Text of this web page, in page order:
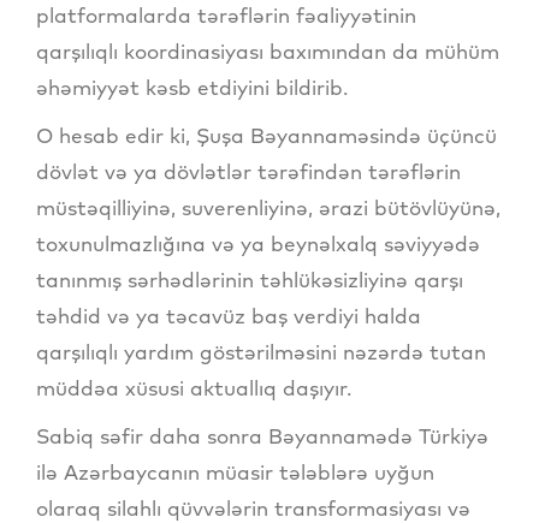
platformalarda tərəflərin fəaliyyətinin
qarşılıqlı koordinasiyası baxımından da mühüm
əhəmiyyət kəsb etdiyini bildirib.
O hesab edir ki, Şuşa Bəyannaməsində üçüncü
dövlət və ya dövlətlər tərəfindən tərəflərin
müstəqilliyinə, suverenliyinə, ərazi bütövlüyünə,
toxunulmazlığına və ya beynəlxalq səviyyədə
tanınmış sərhədlərinin təhlükəsizliyinə qarşı
təhdid və ya təcavüz baş verdiyi halda
qarşılıqlı yardım göstərilməsini nəzərdə tutan
müddəa xüsusi aktuallıq daşıyır.
Sabiq səfir daha sonra Bəyannamədə Türkiyə
ilə Azərbaycanın müasir tələblərə uyğun
olaraq silahlı qüvvələrin transformasiyası və